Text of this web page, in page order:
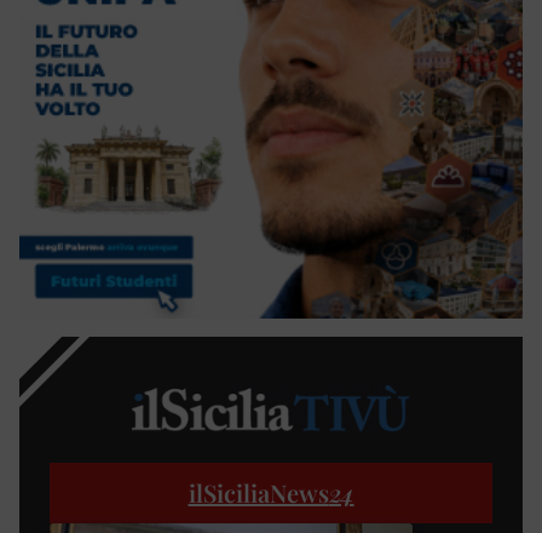
ilSiciliaNews24